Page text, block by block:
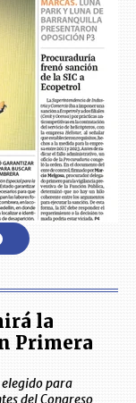
la
Primera
para
del Congreso